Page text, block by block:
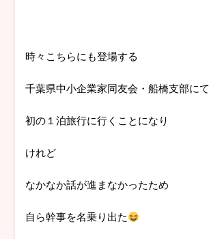
時々こちらにも登場する
千葉県中小企業家同友会・船橋支部にて
初の１泊旅行に行くことになり
けれど
なかなか話が進まなかったため
自ら幹事を名乗り出た